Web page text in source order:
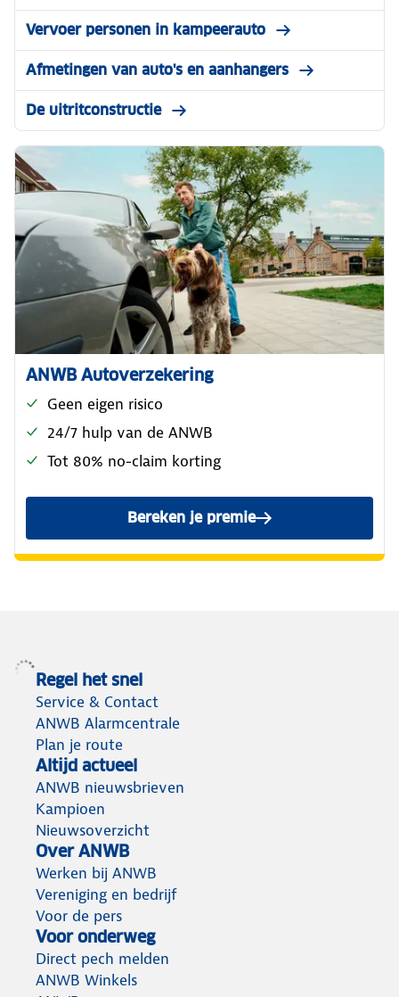
Vervoer personen in kampeerauto
Afmetingen van auto's en aanhangers
De uitritconstructie
ANWB Autoverzekering
Geen eigen risico
24/7 hulp van de ANWB
Tot 80% no-claim korting
Bereken je premievoor de ANWB Reguliere
Regel het snel
Service & Contact
ANWB Alarmcentrale
Plan je route
Altijd actueel
ANWB nieuwsbrieven
Kampioen
Nieuwsoverzicht
Over ANWB
Werken bij ANWB
Vereniging en bedrijf
Voor de pers
Voor onderweg
Direct pech melden
ANWB Winkels